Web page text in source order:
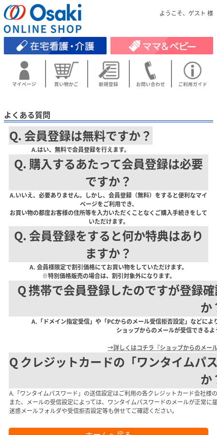
ようこそ、ゲスト 様
マイページ 買い物かご 新規登録 お問い合わせ ご利用ガイド
よくある質問
Q. 会員登録は無料ですか？
A.はい、無料で会員登録を行えます。
Q. 購入するあたって会員登録は必要
ですか？
A.いいえ、必要ありません。しかし、会員登録（無料）をすると便利なマイ
ページをご利用でき、
お買い物の都度お客様の住所等を入力いただくことなくご購入手続きをして
いただけます。
Q. 会員登録をすると何か特典はあり
ますか？
A. 会員様限定で割引価格にてお買い物をしていただけます。
※特別価格販売の場合は、割引対象外になります。
Q 携帯で会員登録したのですが登録
か
A.「ドメイン指定受信」や「PCからのメール受信拒否設定」などに
ショップからのメールが受信できる
→詳しくはコチラ『ショップからのメー
Q クレジットカードの「ワンタイムパ
か
A.「ワンタイムパスワード」の送信設定はご利用の各クレジットカード会社
また、メールの受信設定によっては、ワンタイムパスワードのメールが正常に
迷惑メールフォルダや受信拒否設定等も併せてご確認ください。